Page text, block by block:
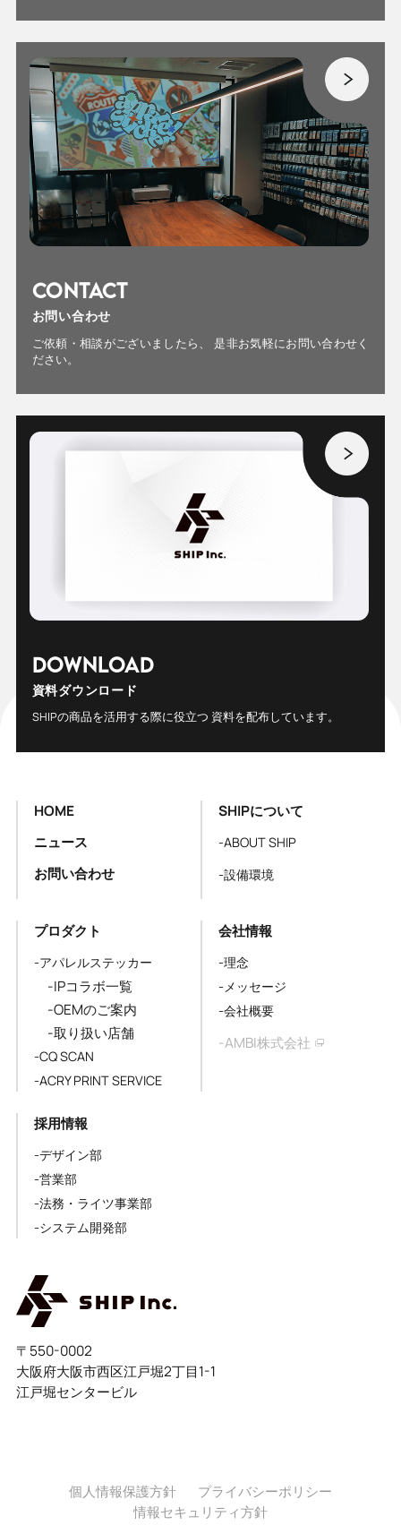
CONTACT
お問い合わせ
ご依頼・相談がございましたら、
是非お気軽にお問い合わせく
ださい。
DOWNLOAD
資料ダウンロード
SHIPの商品を活用する際に役立つ 資料を配布しています。
〒550-0002
大阪府大阪市西区江戸堀2丁目1-1
江戸堀センタービル
HOME
ニュース
お問い合わせ
SHIPについて
-ABOUT SHIP
-設備環境
プロダクト
-アパレルステッカー
-IPコラボ一覧
-OEMのご案内
-取り扱い店舗
-CQ SCAN
-ACRY PRINT SERVICE
会社情報
-理念
-メッセージ
-会社概要
-AMBI株式会社
採用情報
-デザイン部
-営業部
-法務・ライツ事業部
-システム開発部
個人情報保護方針
プライバシーポリシー
情報セキュリティ方針